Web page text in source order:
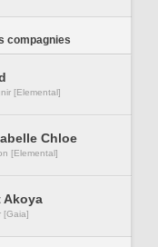
compagnies
[Elemental]
Chloe
[Elemental]
Akoya
[Gaia]